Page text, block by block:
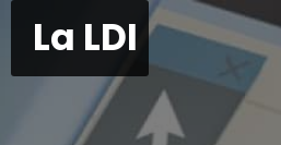
contenu
La LDI